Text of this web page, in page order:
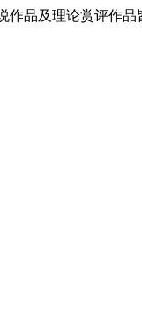
品及理论赏评作品